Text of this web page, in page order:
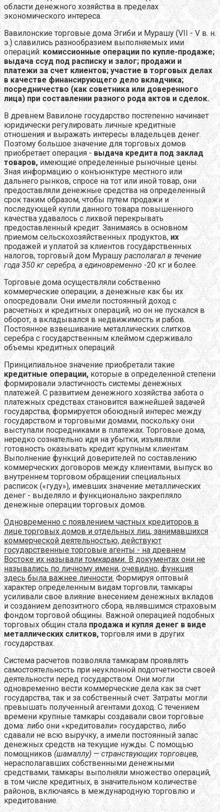
области денежного хозяйства в пределах
экономического интереса.
Вавилонские торговые дома Эгиби и Мурашу (VII - V в. н.
э.) славились разнообразием выполняемых ими
операций: комиссионные операции по купле-продаже;
выдача ссуд под расписку и залог; продажи и
платежи за счет клиентов; участие в торговых делах
в качестве финансирующего дело вкладчика;
посредничество (как советника или доверенного
лица) при составлении разного рода актов и сделок.
В древнем Вавилоне государство постепенно начинает
юридически регулировать личные кредитные
отношения и выражать интересы владельцев денег.
Поэтому большое значение для торговых домов
приобретает операция - выдача кредита под заклад
товаров, имеющие определенные рыночные цены.
Зная информацию о конъюнктуре местного или
дальнего рынков, спросе на тот или иной товар, они
предоставляли денежные средства на определенный
срок таким образом, чтобы путем продажи и
последующей купли данного товара повышенного
качества удавалось с лихвой перекрывать
предоставленный кредит. Занимаясь в основном
приемом сельскохозяйственных продуктов, их
продажей и уплатой за клиентов государственных
налогов, торговый дом Мурашу располагал в течение
года 350 кг серебра, а единовременно -20 кг и более.
Торговые дома осуществляли собственно
коммерческие операции, а денежные как бы их
опосредовали. Они имели постоянный доход с
расчетных и кредитных операций, но он не пускался в
оборот, а вкладывался в недвижимость и рабов.
Постоянное взвешивание металлических слитков
серебра с государственным клеймом сдерживало
объемы кредитных операций.
Принципиальное значение приобретали такие
кредитные операции, которые в определенной степени
формировали эластичность системы денежных
платежей. С развитием денежного хозяйства забота о
платежных средствах становится важнейшей задачей
государства, формируется обоюдный интерес между
государством и торговыми домами, поскольку они
выступали посредниками в платежах. Торговые дома,
нередко сознательно идя на убытки, изъявляли
готовность оказывать кредит крупным клиентам.
Выполнение функций доверителей по составлению
коммерческих договоров между клиентами, выпуск во
внутреннем торговом обращении специальных
расписок («гуду»), имевших значение металлических
денег - выделяло и функционально закрепляло
денежные операции торговых домов.
Одновременно с появлением частных кредиторов в
лице торговых домов и отдельных лиц, занимавшихся
коммерческой деятельностью, действуют
государственные торговые агенты - на древнем
Востоке их называли томкарами. В документах они не
назывались по личному имени, очевидно, функция
здесь была важнее личности. Формируя оптовый
характер определенным видам торговли, тамкары
усиливали свое влияние внесением денежных вкладов
и созданием депозитного сбора, являвшимся страховым
фондом торговой общины. Важной операцией подобных
торговых общин стала продажа и купля денег в виде
металлических слитков,торговля ими в других
государствах.
Система расчетов позволяла тамкарам проявлять
самостоятельность при неуклонной подотчетности своей
деятельности перед государством. Они могли
одновременно вести коммерческие дела как за счет
государства, так и за собственный счет. Затраты могли
превышать полученный агентами доход. С течением
времени крупные тамкары создавали свои торговые
дома: либо они «кредитовали» государство, либо
сдавали не всю выручку, а имели постоянный запас
денежных средств на текущие нужды. С помощью
помощников (шамаллу) — странствующих торговцев,
нерасполагавших собственными денежными
средствами, тамкары выполняли множество операций,
в том числе кредитных, в значительном количестве
районов, включаясь в международную торговлю и
кредитование.